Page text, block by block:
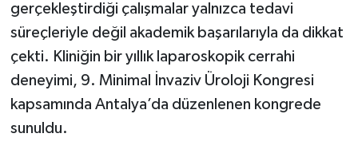
gerçekleştirdiği çalışmalar yalnızca tedavi
süreçleriyle değil akademik başarılarıyla da dikkat
çekti. Kliniğin bir yıllık laparoskopik cerrahi
deneyimi, 9. Minimal İnvaziv Üroloji Kongresi
kapsamında Antalya’da düzenlenen kongrede
sunuldu.